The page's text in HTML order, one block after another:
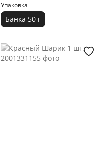
Упаковка
Банка 50 г